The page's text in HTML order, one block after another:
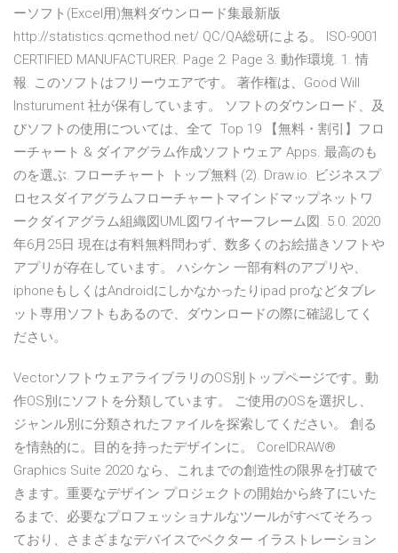
ーソフト(Excel用)無料ダウンロード集最新版
http://statistics.qcmethod.net/ QC/QA総研による。 ISO-9001
CERTIFIED MANUFACTURER. Page 2. Page 3. 動作環境. 1. 情
報. このソフトはフリーウエアです。 著作権は、Good Will
Insturument 社が保有しています。 ソフトのダウンロード、及
びソフトの使用については、全て Top 19 【無料・割引】フロ
ーチャート & ダイアグラム作成ソフトウェア Apps. 最高のも
のを選ぶ. フローチャート トップ無料 (2). Draw.io. ビジネスプ
ロセスダイアグラムフローチャートマインドマップネットワ
ークダイアグラム組織図UML図ワイヤーフレーム図. 5.0. 2020
年6月25日 現在は有料無料問わず、数多くのお絵描きソフトや
アプリが存在しています。 ハシケン 一部有料のアプリや、
iphoneもしくはAndroidにしかなかったりipad proなどタブレ
ット専用ソフトもあるので、ダウンロードの際に確認してく
ださい。
VectorソフトウェアライブラリのOS別トップページです。動
作OS別にソフトを分類しています。 ご使用のOSを選択し、
ジャンル別に分類されたファイルを探索してください。 創る
を情熱的に。目的を持ったデザインに。 CorelDRAW®
Graphics Suite 2020 なら、これまでの創造性の限界を打破で
きます。重要なデザイン プロジェクトの開始から終了にいた
るまで、必要なプロフェッショナルなツールがすべてそろっ
ており、さまざまなデバイスでベクター イラストレーション